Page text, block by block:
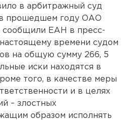
в арбитражный суд
прошедшем году ОАО
сообщили ЕАН в пресс-
времени судом
на общую сумму 266, 5
иски находятся в
того, в качестве меры
и в целях
– злостных
образом исполнять